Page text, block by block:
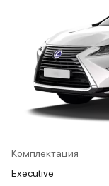
Комплектация
Executive